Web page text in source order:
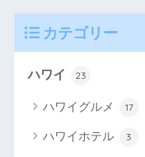
カテゴリー
ハワイ 23
ハワイグルメ 17
ハワイホテル 3